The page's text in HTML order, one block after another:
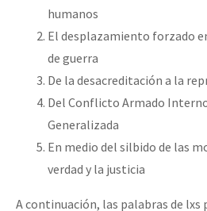
humanos
El desplazamiento forzado
de guerra
De la desacreditación a la
Del Conflicto Armado
Generalizada
En medio del silbido de las
verdad y la justicia
A continuación, las palabras de lxs